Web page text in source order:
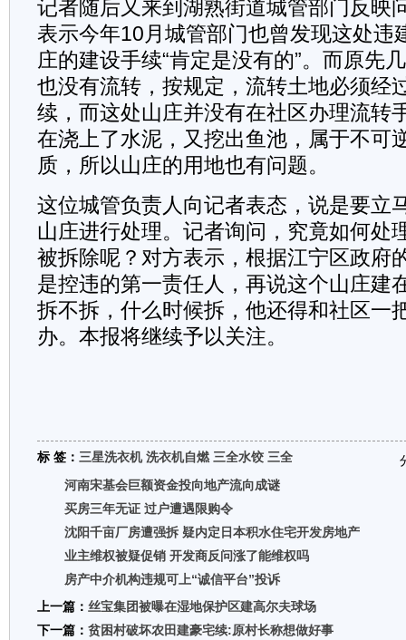
记者随后又来到湖熟街道城管部门反映
表示今年10月城管部门也曾发现这处违
庄的建设手续“肯定是没有的”。而原先
也没有流转，按规定，流转土地必须经
续，而这处山庄并没有在社区办理流转
在浇上了水泥，又挖出鱼池，属于不可
质，所以山庄的用地也有问题。
这位城管负责人向记者表态，说是要立
山庄进行处理。记者询问，究竟如何处
被拆除呢？对方表示，根据江宁区政府
是控违的第一责任人，再说这个山庄建
拆不拆，什么时候拆，他还得和社区一
办。本报将继续予以关注。
标 签： 三星洗衣机 洗衣机自燃 三全水饺 三全
河南宋基会巨额资金投向地产流向成谜
买房三年无证 过户遭遇限购令
沈阳千亩厂房遭强拆 疑内定日本积水住宅开发房地产
业主维权被疑促销 开发商反问涨了能维权吗
房产中介机构违规可上“诚信平台”投诉
上一篇： 丝宝集团被曝在湿地保护区建高尔夫球场
下一篇： 贫困村破坏农田建豪宅续:原村长称想做好事